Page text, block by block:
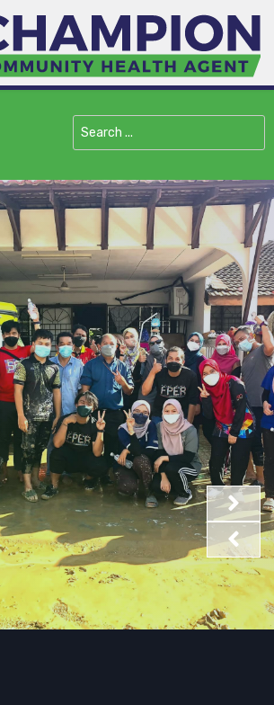
Search
...